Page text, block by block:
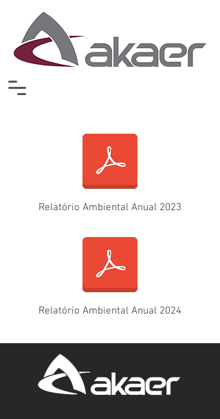
Relatório Ambiental Anual 2023
Relatório Ambiental Anual 2024